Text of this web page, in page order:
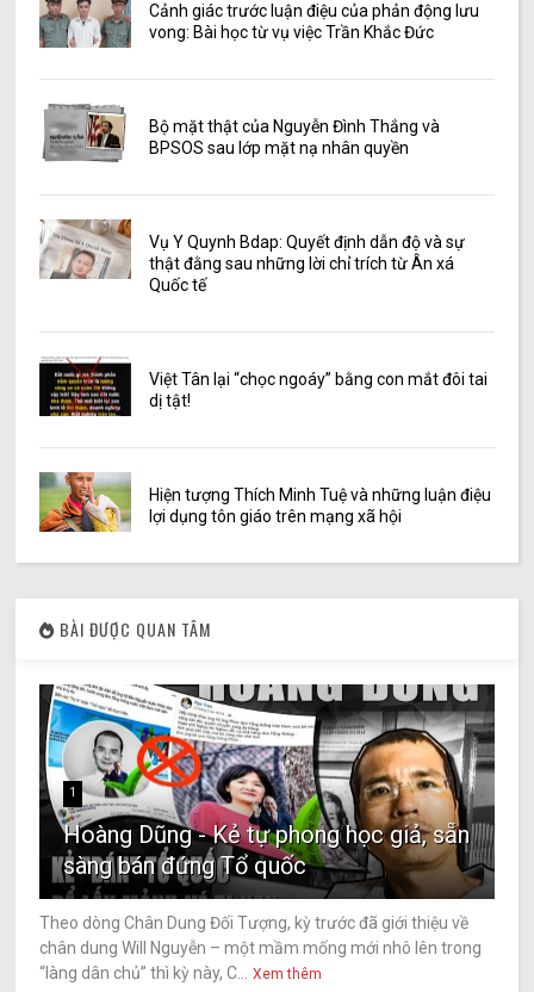
Cảnh giác trước luận điệu của phản động lưu
vong: Bài học từ vụ việc Trần Khắc Đức
Bộ mặt thật của Nguyễn Đình Thắng và
BPSOS sau lớp mặt nạ nhân quyền
Vụ Y Quynh Bdap: Quyết định dẫn độ và sự
thật đằng sau những lời chỉ trích từ Ân xá
Quốc tế
Việt Tân lại “chọc ngoáy” bằng con mắt đôi tai
dị tật!
Hiện tượng Thích Minh Tuệ và những luận điệu
lợi dụng tôn giáo trên mạng xã hội
BÀI ĐƯỢC QUAN TÂM
1
Hoàng Dũng - Kẻ tự phong học giả, sẵn
sàng bán đứng Tổ quốc
Theo dòng Chân Dung Đối Tượng, kỳ trước đã giới thiệu về
chân dung Will Nguyễn – một mầm mống mới nhô lên trong
“làng dân chủ” thì kỳ này, C...
Xem thêm